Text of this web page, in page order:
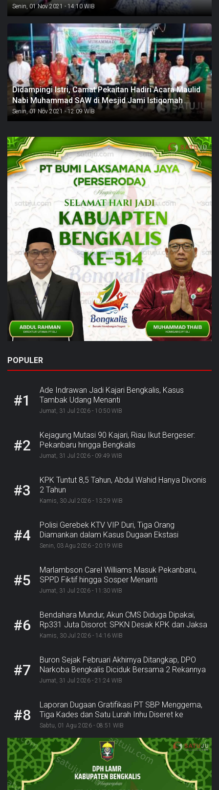
Senin, 01 Nov 2021 - 14:10 WIB
Didampingi Istri, Camat Pekaitan Hadiri Acara Maulid
Nabi Muhammad SAW di Mesjid Jami Istiqomah
Senin, 01 Nov 2021 - 12:09 WIB
POPULER
#1
Ade Indrawan Jadi Kajari Bengkalis, Kasus
Tambak Udang Menanti
Jumat, 31 Jul 2026 - 10:50 WIB
#2
Kejagung Mutasi 90 Kajari, Riau Ikut Bergeser:
Pekanbaru hingga Bengkalis
Jumat, 31 Jul 2026 - 09:49 WIB
#3
KPK Tuntut 8,5 Tahun, Abdul Wahid Hanya Divonis
2 Tahun
Kamis, 30 Jul 2026 - 13:29 WIB
#4
Polisi Gerebek KTV VIP Duri, Tiga Orang
Diamankan dalam Kasus Dugaan Ekstasi
Senin, 03 Agu 2026 - 20:19 WIB
#5
Marlambson Carel Williams Masuk Pekanbaru,
SPPD Fiktif hingga Sosper Menanti
Jumat, 31 Jul 2026 - 11:30 WIB
#6
Bendahara Mundur, Akun CMS Diduga Dipakai,
Rp331 Juta Disorot: SPKN Desak KPK dan Jaksa
Bergerak
Kamis, 30 Jul 2026 - 14:16 WIB
#7
Buron Sejak Februari Akhirnya Ditangkap, DPO
Narkoba Bengkalis Diciduk Bersama 2 Rekannya
Jumat, 31 Jul 2026 - 21:24 WIB
#8
Laporan Dugaan Gratifikasi PT SBP Menggema,
Tiga Kades dan Satu Lurah Inhu Diseret ke
Kejaksaan
Sabtu, 01 Agu 2026 - 08:51 WIB